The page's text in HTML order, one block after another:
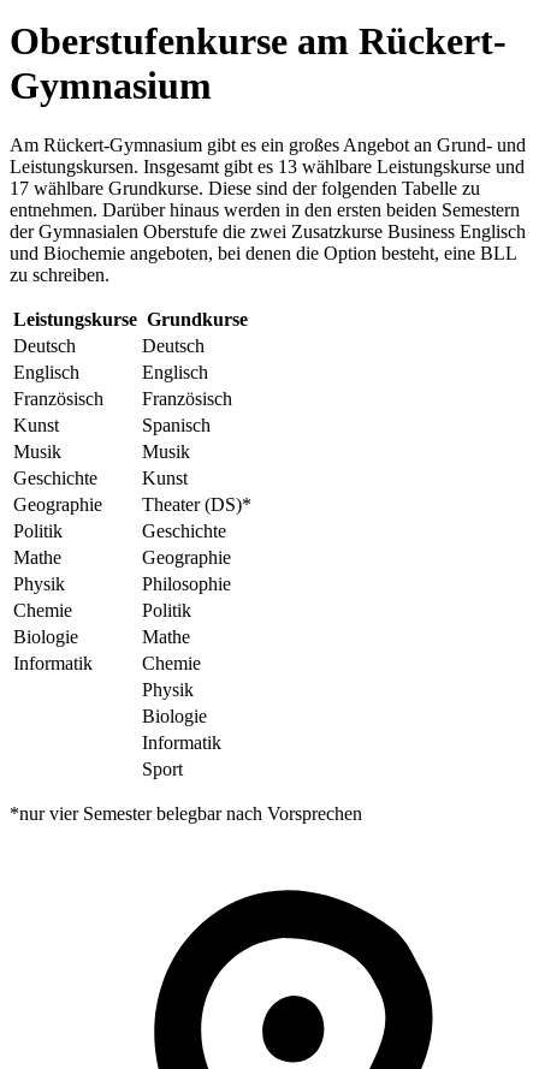
Oberstufenkurse am Rückert-
Gymnasium
Am Rückert-Gymnasium gibt es ein großes Angebot an Grund- und
Leistungskursen. Insgesamt gibt es 13 wählbare Leistungskurse und
17 wählbare Grundkurse. Diese sind der folgenden Tabelle zu
entnehmen. Darüber hinaus werden in den ersten beiden Semestern
der Gymnasialen Oberstufe die zwei Zusatzkurse Business Englisch
und Biochemie angeboten, bei denen die Option besteht, eine BLL
zu schreiben.
Leistungskurse Grundkurse
Deutsch
Deutsch
Englisch
Englisch
Französisch
Französisch
Kunst
Spanisch
Musik
Musik
Geschichte
Kunst
Geographie
Theater (DS)*
Politik
Geschichte
Mathe
Geographie
Physik
Philosophie
Chemie
Politik
Biologie
Mathe
Informatik
Chemie
Physik
Biologie
Informatik
Sport
*nur vier Semester belegbar nach Vorsprechen